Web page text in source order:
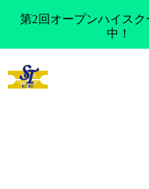
第2回オープンハイス
中！